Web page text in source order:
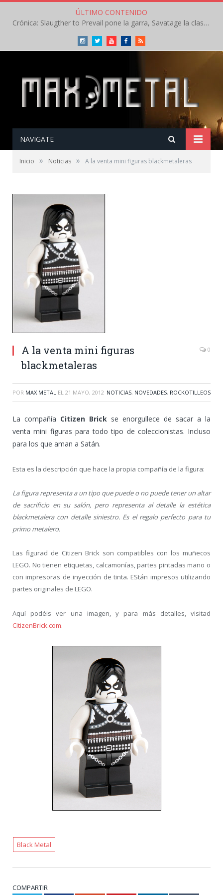
ÚLTIMO CONTENIDO
Crónica: Slaugther to Prevail pone la garra, Savatage la clase en la apertura del Leyendas del Rock – Miércoles – Agosto 2026
InstagramTwitterYoutubeFacebookRSS
NAVIGATE
Inicio » Noticias » A la venta mini figuras blackmetaleras
A la venta mini figuras
blackmetaleras
0
POR MAX METAL EL 21 MAYO, 2012 NOTICIAS, NOVEDADES, ROCKOTILLEOS
La compañía Citizen Brick se enorgullece de sacar a la
venta mini figuras para todo tipo de coleccionistas. Incluso
para los que aman a Satán.
Esta es la descripción que hace la propia compañía de la figura:
La figura representa a un tipo que puede o no puede tener un altar
de sacrificio en su salón, pero representa al detalle la estética
blackmetalera con detalle siniestro. Es el regalo perfecto para tu
primo metalero.
Las figurad de Citizen Brick son compatibles con los muñecos
LEGO. No tienen etiquetas, calcamonías, partes pintadas mano o
con impresoras de inyección de tinta. EStán impresos utilizando
partes originales de LEGO.
Aquí podéis ver una imagen, y para más detalles, visitad
CitizenBrick.com.
Black Metal
COMPARTIR